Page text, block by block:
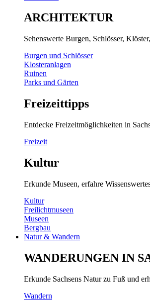
ARCHITEKTUR
Sehenswerte Burgen, Schlösser,
Burgen und Schlösser
Klosteranlagen
Ruinen
Parks und Gärten
Freizeittipps
Entdecke Freizeitmöglichkeiten in
Freizeit
Kultur
Erkunde Museen, erfahre
Kultur
Freilichtmuseen
Museen
Bergbau
Natur & Wandern
WANDERUNGEN IN
Erkunde Sachsens Natur zu Fuß und
Wandern